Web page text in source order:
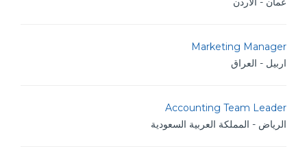
Marketing Manager
اربيل - العراق
Accounting Team Leader
الرياض - المملكة العربية السعودية